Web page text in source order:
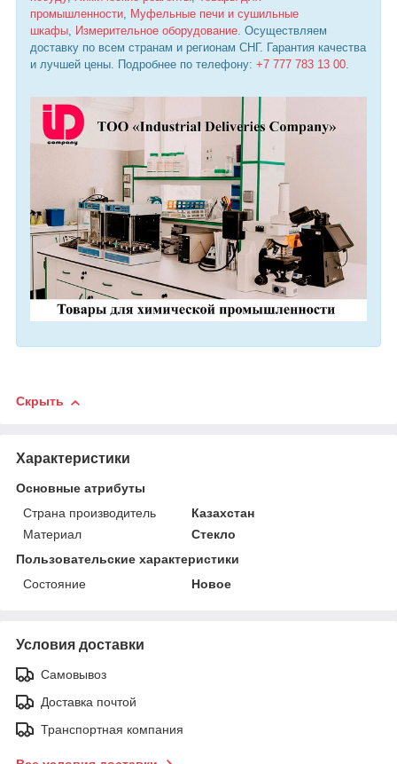
промышленности, Муфельные печи и сушильные
шкафы, Измерительное оборудование. Осуществляем
доставку по всем странам и регионам СНГ. Гарантия качества
и лучшей цены. Подробнее по телефону: +7 777 783 13 00.
Скрыть
Характеристики
Основные атрибуты
Страна производитель
Казахстан
Материал
Стекло
Пользовательские характеристики
Состояние
Новое
Условия доставки
Самовывоз
Доставка почтой
Транспортная компания